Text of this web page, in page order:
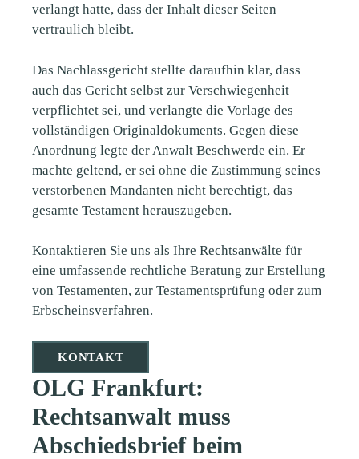
verlangt hatte, dass der Inhalt dieser Seiten
vertraulich bleibt.
Das Nachlassgericht stellte daraufhin klar, dass
auch das Gericht selbst zur Verschwiegenheit
verpflichtet sei, und verlangte die Vorlage des
vollständigen Originaldokuments. Gegen diese
Anordnung legte der Anwalt Beschwerde ein. Er
machte geltend, er sei ohne die Zustimmung seines
verstorbenen Mandanten nicht berechtigt, das
gesamte Testament herauszugeben.
Kontaktieren Sie uns als Ihre Rechtsanwälte für
eine umfassende rechtliche Beratung zur Erstellung
von Testamenten, zur Testamentsprüfung oder zum
Erbscheinsverfahren.
KONTAKT
OLG Frankfurt:
Rechtsanwalt muss
Abschiedsbrief beim